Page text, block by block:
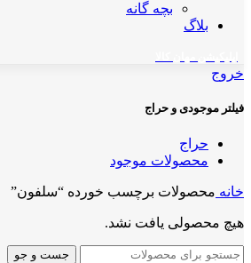
بچه گانه
بلاگ
خروج
فیلتر موجودی و حراج
حراج
محصولات موجود
خانه محصولات برچسب خورده “سلفون”
هیچ محصولی یافت نشد.
جست و جو